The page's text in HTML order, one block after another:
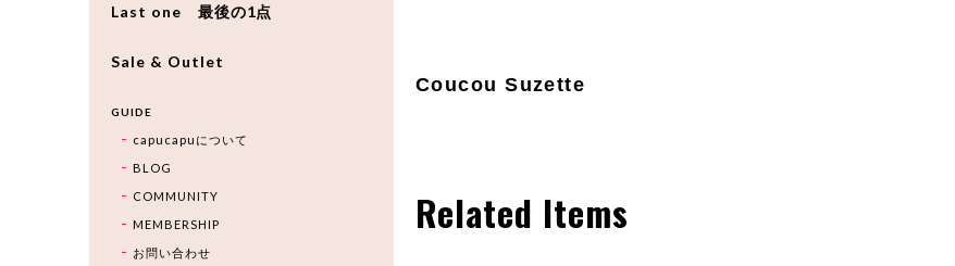
Coucou Suzette
Related Items
Last one 最後の1点
Sale & Outlet
GUIDE
capucapuについて
BLOG
COMMUNITY
MEMBERSHIP
お問い合わせ